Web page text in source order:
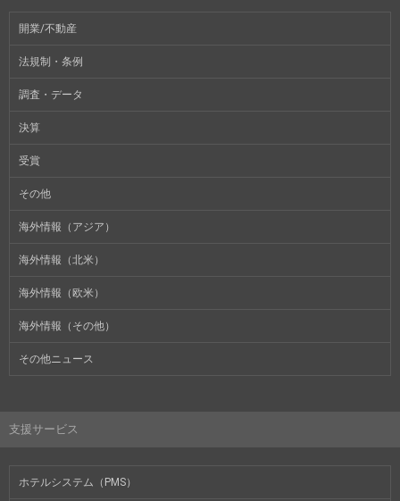
開業/不動産
法規制・条例
調査・データ
決算
受賞
その他
海外情報（アジア）
海外情報（北米）
海外情報（欧米）
海外情報（その他）
その他ニュース
支援サービス
ホテルシステム（PMS）